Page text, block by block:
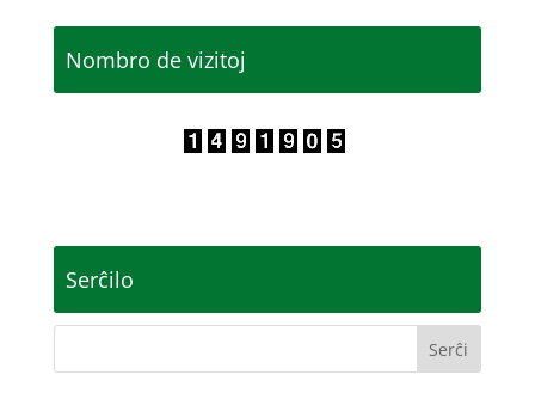
Nombro de vizitoj
Serĉilo